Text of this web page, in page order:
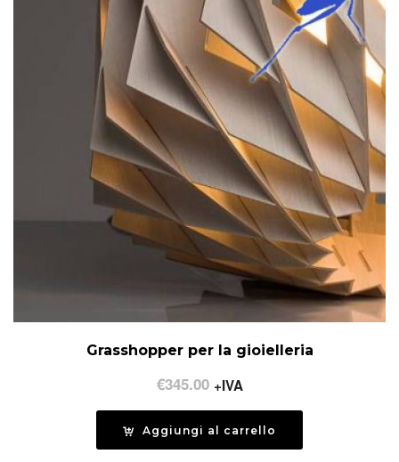
Grasshopper per la gioielleria
€345.00 +IVA
Aggiungi al carrello